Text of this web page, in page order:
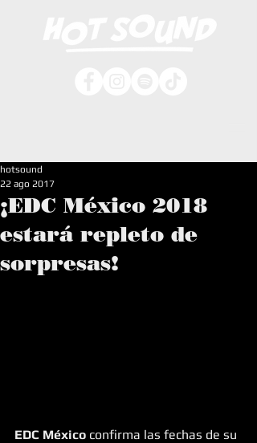
¡EDC México 2018
estará repleto de
sorpresas!
hotsound
22 ago 2017
EDC México confirma las fechas de su